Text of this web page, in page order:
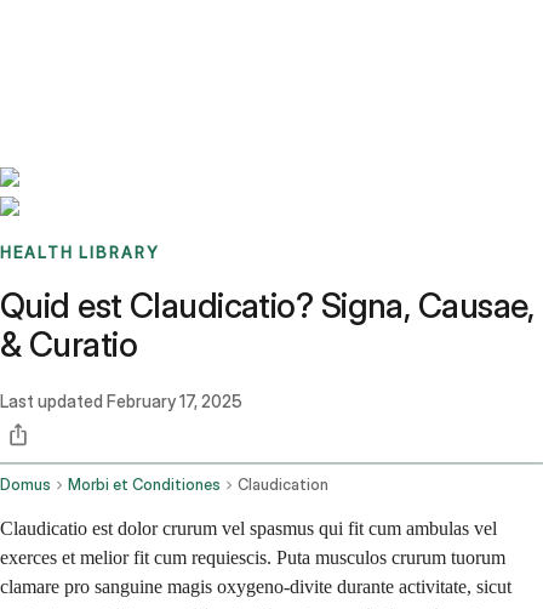
HEALTH LIBRARY
Quid est Claudicatio? Signa, Causae,
& Curatio
Last updated February 17, 2025
Domus Morbi et Conditiones Claudication
Claudicatio est dolor crurum vel spasmus qui fit cum ambulas vel
exerces et melior fit cum requiescis. Puta musculos crurum tuorum
clamare pro sanguine magis oxygeno-divite durante activitate, sicut